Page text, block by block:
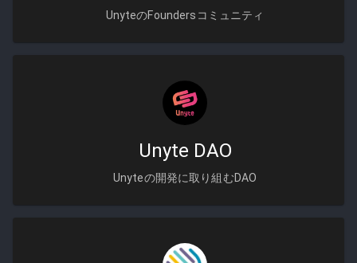
UnyteのFoundersコミュニティ
Unyte DAO
Unyteの開発に取り組むDAO